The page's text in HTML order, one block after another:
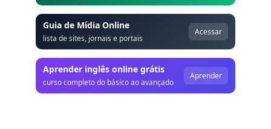
Guia de Mídia Online
lista de sites, jornais e portais
Acessar
Aprender inglês online grátis
curso completo do básico ao avançado
Aprender